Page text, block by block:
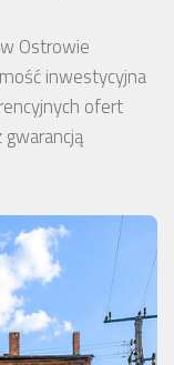
Ostrowie
inwestycyjna
ofert